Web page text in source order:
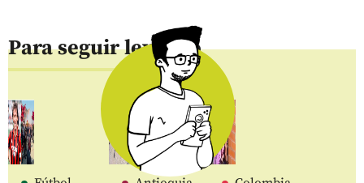
Para seguir leyendo